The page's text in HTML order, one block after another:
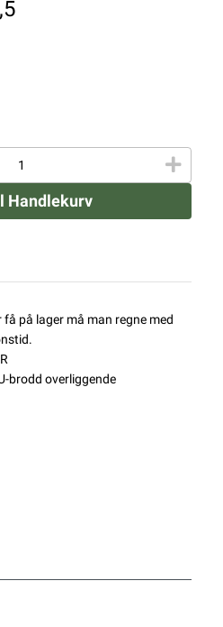
Handlekurv
på lager må man regne med
brodd overliggende